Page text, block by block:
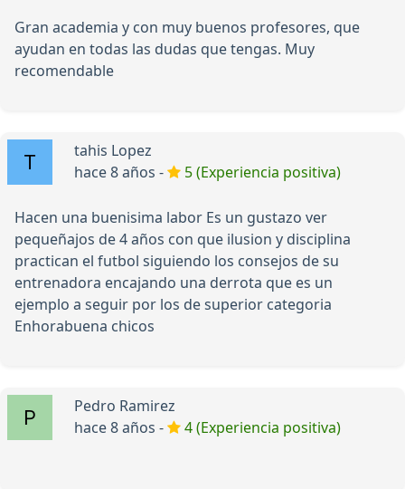
Gran academia y con muy buenos profesores, que
ayudan en todas las dudas que tengas. Muy
recomendable
tahis Lopez
hace 8 años -
5 (Experiencia positiva)
Hacen una buenisima labor Es un gustazo ver
pequeñajos de 4 años con que ilusion y disciplina
practican el futbol siguiendo los consejos de su
entrenadora encajando una derrota que es un
ejemplo a seguir por los de superior categoria
Enhorabuena chicos
Pedro Ramirez
hace 8 años -
4 (Experiencia positiva)